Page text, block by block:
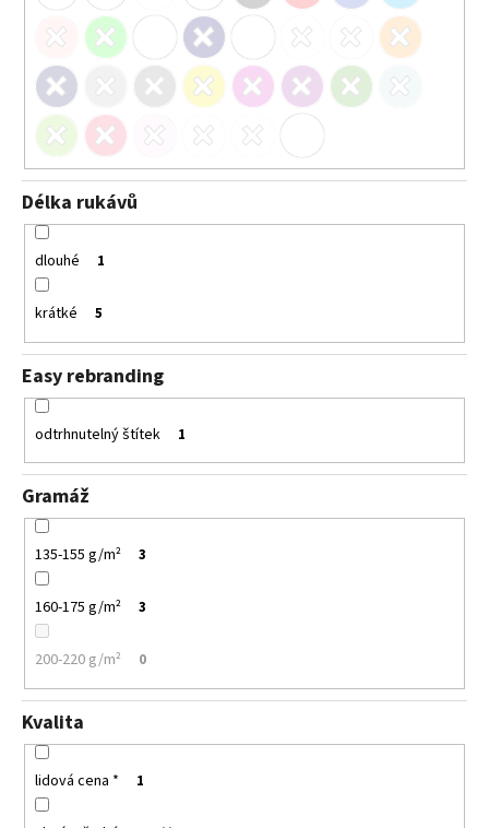
Délka rukávů
dlouhé 1
krátké 5
Easy rebranding
odtrhnutelný štítek 1
Gramáž
135-155 g/m² 3
160-175 g/m² 3
200-220 g/m² 0
Kvalita
lidová cena * 1